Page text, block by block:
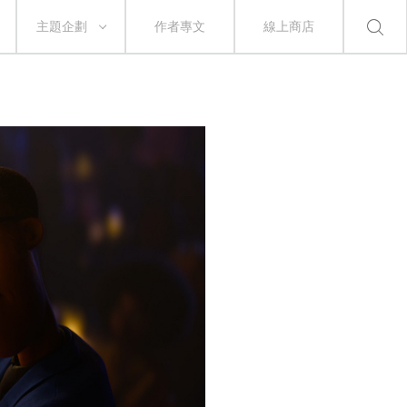
主題企劃 作者專文 線上商店